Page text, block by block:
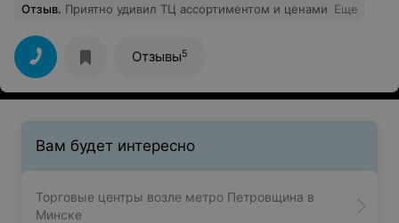
Отзыв. Приятно удивил ТЦ ассортиментом и ценами Еще
Отзывы5
Вам будет интересно
Торговые центры возле метро Петровщина в
Минске